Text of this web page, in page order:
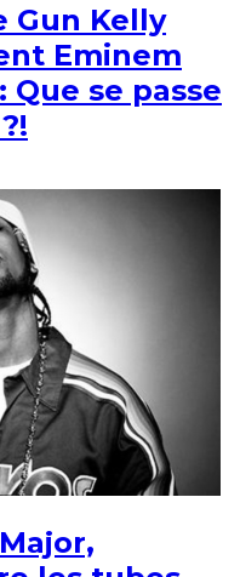
Gun Kelly
Eminem
Que se passe